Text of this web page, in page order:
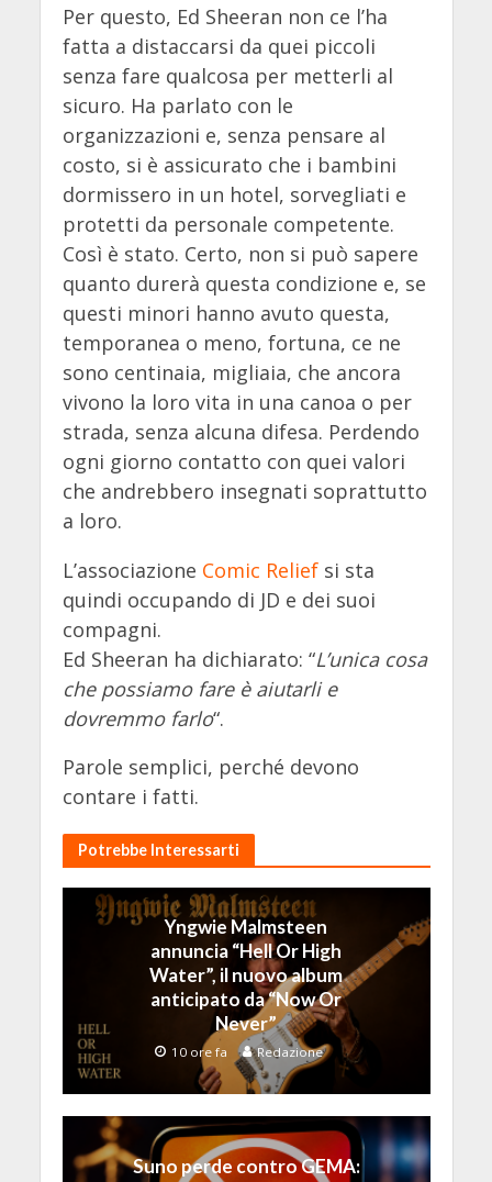
Per questo, Ed Sheeran non ce l’ha
fatta a distaccarsi da quei piccoli
senza fare qualcosa per metterli al
sicuro. Ha parlato con le
organizzazioni e, senza pensare al
costo, si è assicurato che i bambini
dormissero in un hotel, sorvegliati e
protetti da personale competente.
Così è stato. Certo, non si può sapere
quanto durerà questa condizione e, se
questi minori hanno avuto questa,
temporanea o meno, fortuna, ce ne
sono centinaia, migliaia, che ancora
vivono la loro vita in una canoa o per
strada, senza alcuna difesa. Perdendo
ogni giorno contatto con quei valori
che andrebbero insegnati soprattutto
a loro.
L’associazione Comic Reliefsi sta
quindi occupando di JD e dei suoi
compagni.
Ed Sheeran ha dichiarato: “L’unica cosa
che possiamo fare è aiutarli e
dovremmo farlo“.
Parole semplici, perché devono
contare i fatti.
Potrebbe Interessarti
Yngwie Malmsteen
annuncia “Hell Or High
Water”, il nuovo album
anticipato da “Now Or
Never”
10 ore fa Redazione
Suno perde contro GEMA: